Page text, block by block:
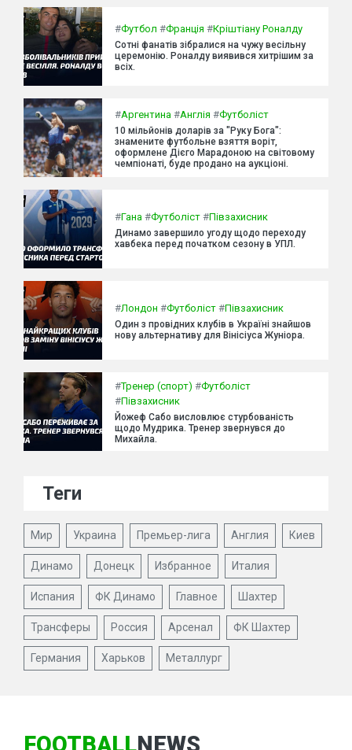
#Футбол #Франція #Кріштіану Роналду
Сотні фанатів зібралися на чужу весільну
церемонію. Роналду виявився хитрішим за
всіх.
#Аргентина #Англія #Футболіст
10 мільйонів доларів за "Руку Бога":
знамените футбольне взяття воріт,
оформлене Дієго Марадоною на світовому
чемпіонаті, буде продано на аукціоні.
#Гана #Футболіст #Півзахисник
Динамо завершило угоду щодо переходу
хавбека перед початком сезону в УПЛ.
#Лондон #Футболіст #Півзахисник
Один з провідних клубів в Україні знайшов
нову альтернативу для Вінісіуса Жуніора.
#Тренер (спорт) #Футболіст
#Півзахисник
Йожеф Сабо висловлює стурбованість
щодо Мудрика. Тренер звернувся до
Михайла.
Теги
Мир Украина Премьер-лига Англия Киев
Динамо Донецк Избранное Италия
Испания ФК Динамо Главное Шахтер
Трансферы Россия Арсенал ФК Шахтер
Германия Харьков Металлург
FOOTBALLNEWS